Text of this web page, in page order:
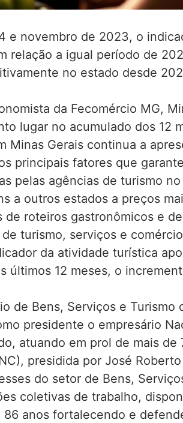
e novembro de 2023, o
relação a igual período de
no estado desde
da Fecomércio MG,
lugar no acumulado dos 12
Minas Gerais continua a
principais fatores que
pelas agências de turismo
a outros estados a preços
roteiros gastronômicos e
turismo, serviços e
da atividade turística
últimos 12 meses, o
de Bens, Serviços e
presidente o empresário
atuando em prol de mais
presidida por José
do setor de Bens,
coletivas de trabalho,
anos fortalecendo e